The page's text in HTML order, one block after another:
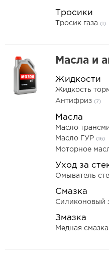
Тросики
Тросик газа (1)
Масла и
Жидкости
Жидкость
Антифриз (7)
Масла
Масло
Масло ГУР (16)
Моторное
Уход за
Омыватель
Смазка
Силиконовый
Змазка
Медная смазка